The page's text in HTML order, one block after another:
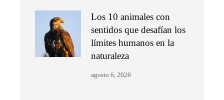
Los 10 animales con
sentidos que desafían los
límites humanos en la
naturaleza
agosto 6, 2026